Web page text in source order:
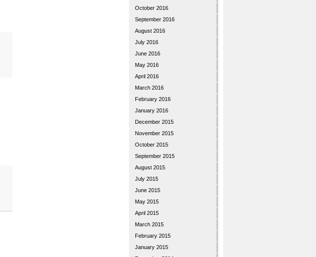
October 2016
September 2016
August 2016
July 2016
June 2016
May 2016
April 2016
March 2016
February 2016
January 2016
December 2015
November 2015
October 2015
September 2015
August 2015
July 2015
June 2015
May 2015
April 2015
March 2015
February 2015
January 2015